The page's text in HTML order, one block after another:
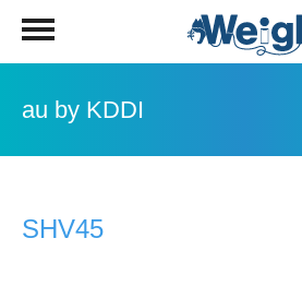
au by KDDI
SHV45